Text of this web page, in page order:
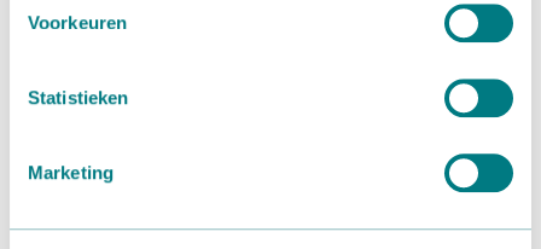
Voorkeuren
Statistieken
Marketing
+31 174 257 606